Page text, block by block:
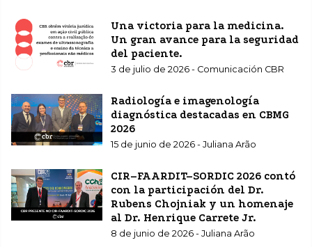
Una victoria para la medicina.
Un gran avance para la seguridad
del paciente.
3 de julio de 2026 - Comunicación CBR
Radiología e imagenología
diagnóstica destacadas en CBMG
2026
15 de junio de 2026 - Juliana Arão
CIR–FAARDIT–SORDIC 2026 contó
con la participación del Dr.
Rubens Chojniak y un homenaje
al Dr. Henrique Carrete Jr.
8 de junio de 2026 - Juliana Arão